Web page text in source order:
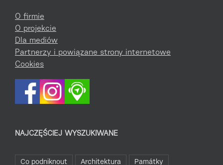
O firmie
O projekcie
Dla mediów
Partnerzy i powiązane strony internetowe
Cookies
NAJCZĘŚCIEJ WYSZUKIWANE
Co podniknout Architektura Památky